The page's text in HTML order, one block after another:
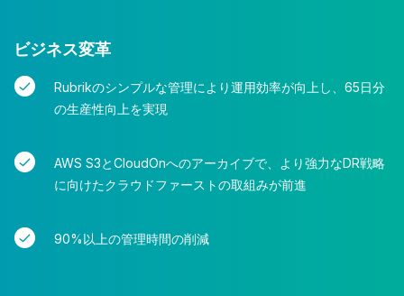
ビジネス変革
Rubrikのシンプルな管理により運用効率が向上し、65日分
の生産性向上を実現
AWS S3とCloudOnへのアーカイブで、より強力なDR戦略
に向けたクラウドファーストの取組みが前進
90%以上の管理時間の削減